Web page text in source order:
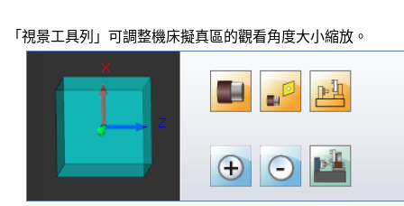
「視景工具列」可調整機床擬真區的觀看角度大小縮放。